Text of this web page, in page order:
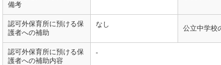
備考
認可外保育所に預ける保
護者への補助
なし 公立中学校
認可外保育所に預ける保
護者への補助内容
-